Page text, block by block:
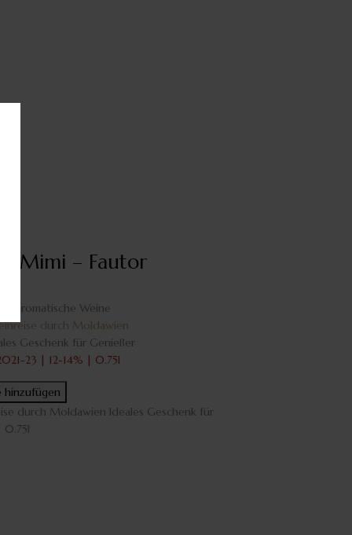
Mimi – Fautor
6 aromatische Weine
durch Moldawien
Geschenk für Genießer
23 | 12-14% | 0.75l
hinzufügen
durch Moldawien Ideales Geschenk für
0.75l